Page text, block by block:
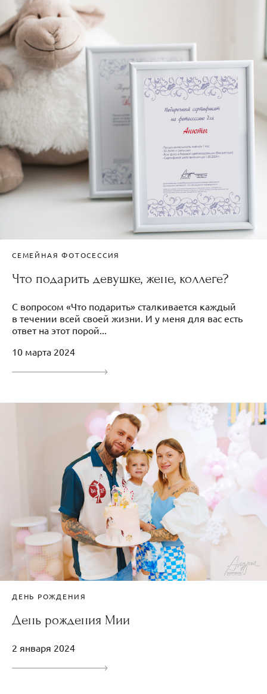
СЕМЕЙНАЯ ФОТОСЕССИЯ
Что подарить девушке, жене, коллеге?
С вопросом «Что подарить» сталкивается каждый
в течении всей своей жизни. И у меня для вас есть
ответ на этот порой...
10 марта 2024
ДЕНЬ РОЖДЕНИЯ
День рождения Мии
2 января 2024